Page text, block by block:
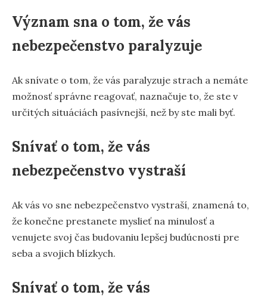
Význam sna o tom, že vás
nebezpečenstvo paralyzuje
Ak snívate o tom, že vás paralyzuje strach a nemáte
možnosť správne reagovať, naznačuje to, že ste v
určitých situáciách pasívnejší, než by ste mali byť.
Snívať o tom, že vás
nebezpečenstvo vystraší
Ak vás vo sne nebezpečenstvo vystraší, znamená to,
že konečne prestanete myslieť na minulosť a
venujete svoj čas budovaniu lepšej budúcnosti pre
seba a svojich blízkych.
Snívať o tom, že vás